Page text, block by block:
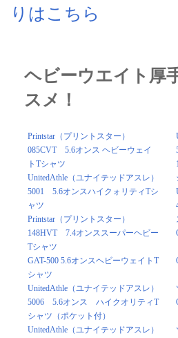
ヘビーウエイト厚
スメ！
Printstar（プリントスター）
085CVT 5.6オンス ヘビーウェイ
トTシャツ
UnitedAthle（ユナイテッドアスレ）
5001 5.6オンスハイクォリティTシ
ャツ
Printstar（プリントスター）
148HVT 7.4オンススーパーヘビー
Tシャツ
GAT-500 5.6オンスヘビーウェイトT
シャツ
UnitedAthle（ユナイテッドアスレ）
5006 5.6オンス ハイクオリティT
シャツ（ポケット付）
UnitedAthle（ユナイテッドアスレ）